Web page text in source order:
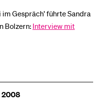
Gespräch' führte Sandra
Bolzern: Interview mit
2008